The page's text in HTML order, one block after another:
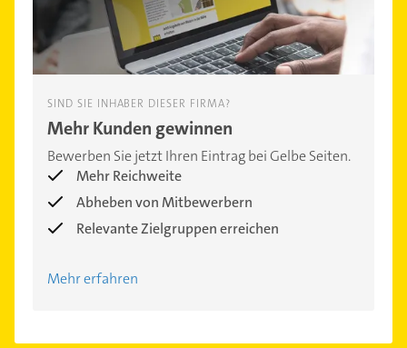
SIND SIE INHABER DIESER FIRMA?
Mehr Kunden gewinnen
Bewerben Sie jetzt Ihren Eintrag bei Gelbe Seiten.
Mehr Reichweite
Abheben von Mitbewerbern
Relevante Zielgruppen erreichen
Mehr erfahren